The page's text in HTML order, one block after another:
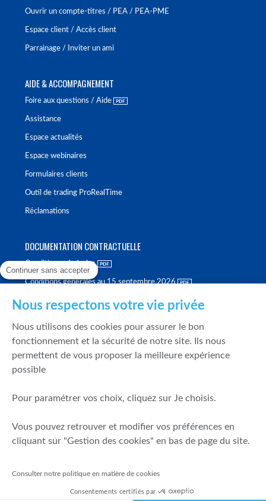
Ouvrir un compte-titres / PEA / PEA-PME
Espace client / Accès client
Parrainage / Inviter un ami
AIDE & ACCOMPAGNEMENT
Foire aux questions / Aide
Assistance
Espace actualités
Espace webinaires
Formulaires clients
Outil de trading ProRealTime
Réclamations
DOCUMENTATION CONTRACTUELLE
Conditions générales
Conditions générales au 15 septembre 2026
Politique de meilleure sélection
Politique de durabilité
Fonds de garantie des dépôts et de résolution
Mentions légales
Prévention de la fraude
Continuer sans accepter
Nous respectons votre vie privée
Nous utilisons des cookies pour assurer le bon
fonctionnement et la sécurité de notre site. Ils nous
permettent de vous proposer la meilleure expérience
possible
Pour paramétrer vos choix, cliquez sur Je choisis.
Vous pouvez retrouver et modifier vos préférences en
cliquant sur "Gestion des cookies" en bas de page du site.
Consulter notre politique en matière de cookies
Consentements certifiés par